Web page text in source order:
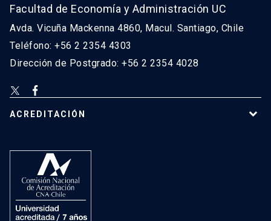
Facultad de Economía y Administración UC
Avda. Vicuña Mackenna 4860, Macul. Santiago, Chile
Teléfono: +56 2 2354 4303
Dirección de Postgrado: +56 2 2354 4028
ACREDITACIÓN